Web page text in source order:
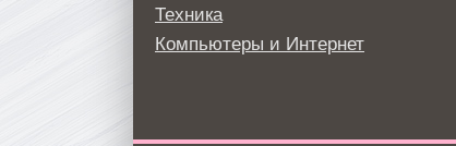
Техника
Компьютеры и Интернет